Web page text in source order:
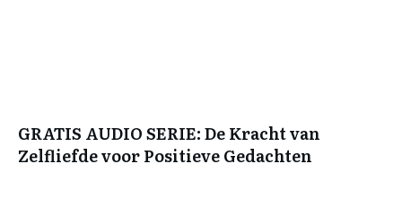
GRATIS AUDIO SERIE: De Kracht van
Zelfliefde voor Positieve Gedachten